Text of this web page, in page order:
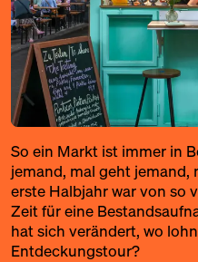
So ein Markt ist immer in
jemand, mal geht jemand,
erste Halbjahr war von so
Zeit für eine
hat sich verändert, wo
Entdeckungstour?